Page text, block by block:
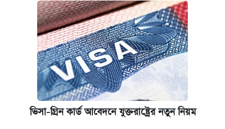
‘গুলশানের চামেলি’ তে যৌনকর্মীর দালাল অ্যাডলফ
আজ শুক্রবার রাজধানীর যেসব মার্কেট-দোকানপাট
কবে শুরু হচ্ছে ঢাবির ভর্তি আবেদন, জানাল কর্তৃপক্ষ
আজকের বাজারে স্বর্ণের দাম (৪ আগস্ট)
ভিসা-গ্রিন কার্ড আবেদনে যুক্তরাষ্ট্রের নতুন নিয়ম